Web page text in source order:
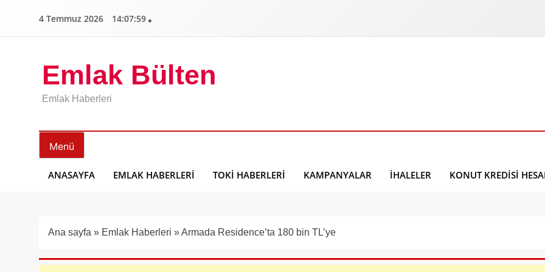
4 Temmuz 2026 14:08:00
Emlak Bülten
Emlak Haberleri
Menü
ANASAYFA EMLAK HABERLERI TOKI HABERLERI KAMPANYALAR İHALELER KONUT KREDISI
Ana sayfa » Emlak Haberleri »Armada Residence’ta 180 bin TL’ye